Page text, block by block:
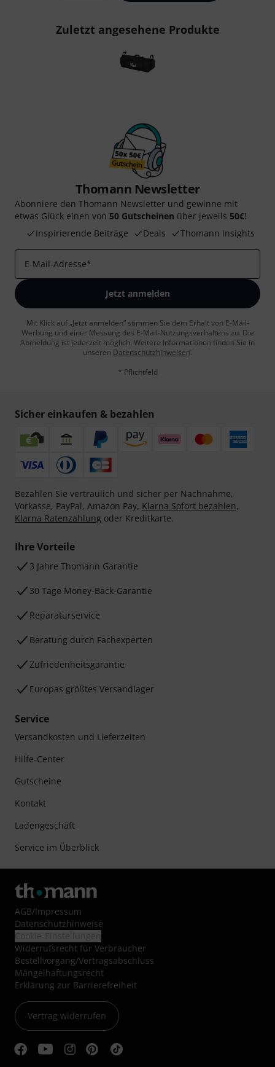
Zuletzt angesehene Produkte
Thomann Newsletter
Abonniere den Thomann Newsletter und gewinne mit
etwas Glück einen von 50 Gutscheinen über jeweils 50€!
Inspirierende Beiträge
Deals Thomann Insights
E-Mail-Adresse*
Jetzt anmelden
Mit Klick auf „Jetzt anmelden“ stimmen Sie dem Erhalt von E-Mail-
Werbung und einer Messung des E-Mail-Nutzungsverhaltens zu. Die
Abmeldung ist jederzeit möglich. Weitere Informationen finden Sie in
unseren Datenschutzhinweisen.
* Pflichtfeld
Sicher einkaufen & bezahlen
Bezahlen Sie vertraulich und sicher per Nachnahme,
Vorkasse, PayPal, Amazon Pay, Klarna Sofort bezahlen,
Klarna Ratenzahlung oder Kreditkarte.
Ihre Vorteile
3 Jahre Thomann Garantie
30 Tage Money-Back-Garantie
Reparaturservice
Beratung durch Fachexperten
Zufriedenheitsgarantie
Europas größtes Versandlager
Service
Versandkosten und Lieferzeiten
Hilfe-Center
Gutscheine
Kontakt
Ladengeschäft
Service im Überblick
AGB/Impressum
Datenschutzhinweise
Widerrufsrecht für Verbraucher
Bestellvorgang/Vertragsabschluss
Mängelhaftungsrecht
Erklärung zur Barrierefreiheit
Vertrag widerrufen